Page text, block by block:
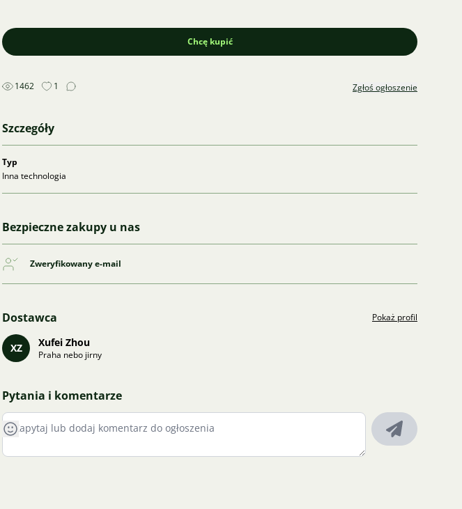
Chcę kupić
1462 1 Zgłoś ogłoszenie
Szczegóły
Typ
Inna technologia
Bezpieczne zakupy u nas
Zweryfikowany e-mail
Dostawca Pokaż profil
XZ Xufei Zhou
Praha nebo jirny
Pytania i komentarze